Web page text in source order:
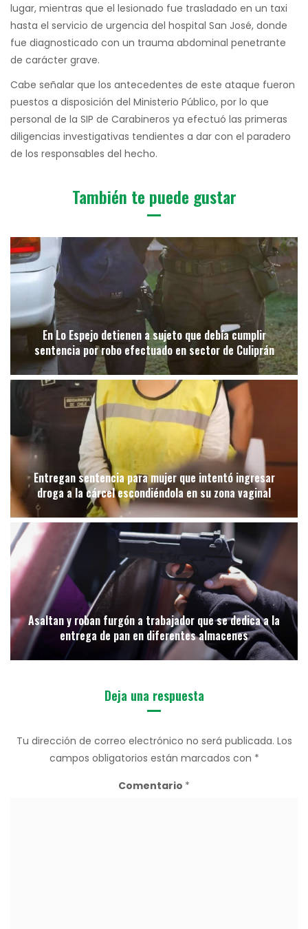
lugar, mientras que el lesionado fue trasladado en un taxi
hasta el servicio de urgencia del hospital San José, donde
fue diagnosticado con un trauma abdominal penetrante
de carácter grave.
Cabe señalar que los antecedentes de este ataque fueron
puestos a disposición del Ministerio Público, por lo que
personal de la SIP de Carabineros ya efectuó las primeras
diligencias investigativas tendientes a dar con el paradero
de los responsables del hecho.
También te puede gustar
En Lo Espejo detienen a sujeto que debía cumplir
sentencia por robo efectuado en sector de Culiprán
Entregan sentencia para mujer que intentó ingresar
droga a la cárcel escondiéndola en su zona vaginal
Asaltan y roban furgón a trabajador que se dedica a la
entrega de pan en diferentes almacenes
Deja una respuesta
Tu dirección de correo electrónico no será publicada. Los
campos obligatorios están marcados con *
Comentario *